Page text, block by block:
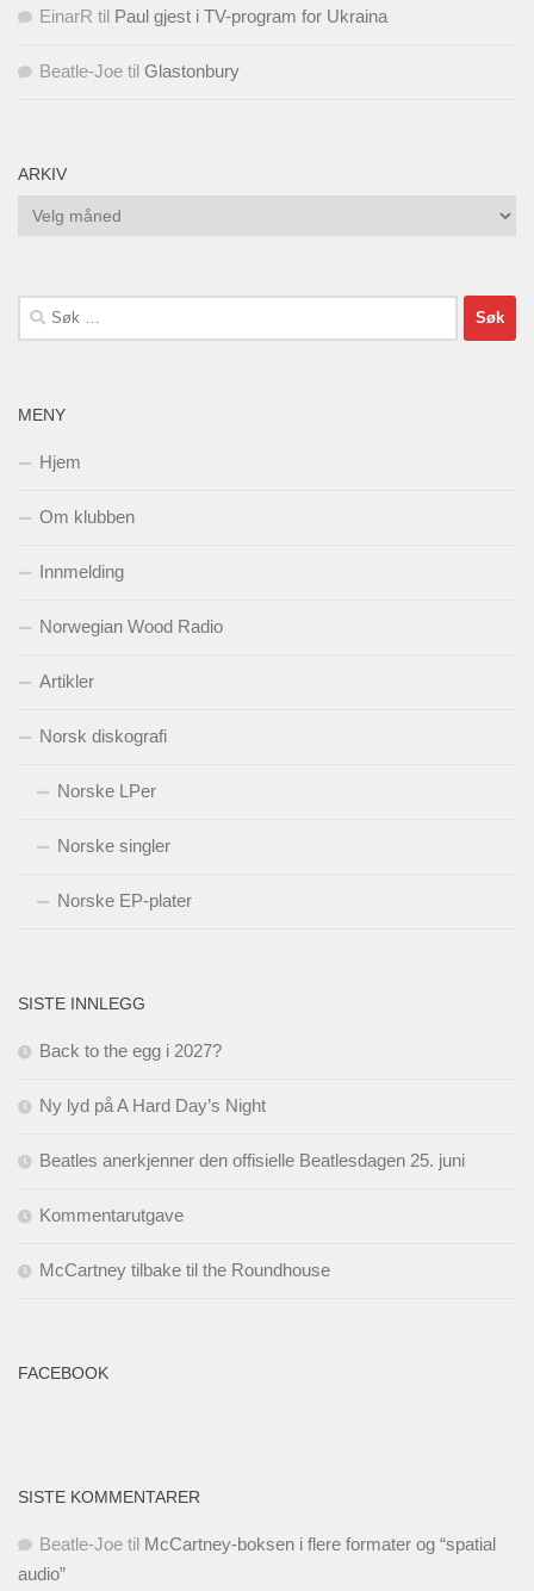
EinarR til Paul gjest i TV-program for Ukraina
Beatle-Joe til Glastonbury
ARKIV
Arkiv
Søk
etter:
MENY
Hjem
Om klubben
Innmelding
Norwegian Wood Radio
Artikler
Norsk diskografi
Norske LPer
Norske singler
Norske EP-plater
SISTE INNLEGG
Back to the egg i 2027?
Ny lyd på A Hard Day’s Night
Beatles anerkjenner den offisielle Beatlesdagen 25. juni
Kommentarutgave
McCartney tilbake til the Roundhouse
FACEBOOK
SISTE KOMMENTARER
Beatle-Joe til McCartney-boksen i flere formater og “spatial
audio”